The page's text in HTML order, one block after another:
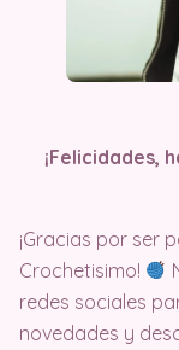
¡Felicidades,
¡Gracias por ser
Crochetisimo!
redes sociales
novedades y